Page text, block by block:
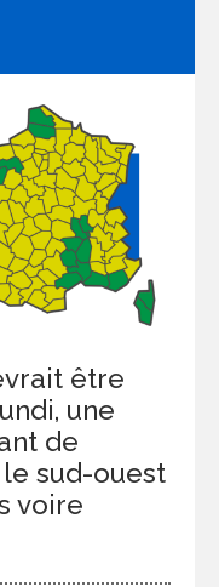
être
une
de
sud-ouest
voire